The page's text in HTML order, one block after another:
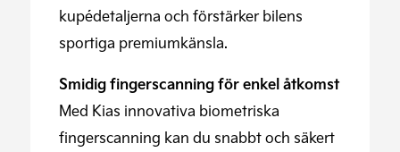
kupédetaljerna och förstärker bilens
sportiga premiumkänsla.
Smidig fingerscanning för enkel åtkomst
Med Kias innovativa biometriska
fingerscanning kan du snabbt och säkert